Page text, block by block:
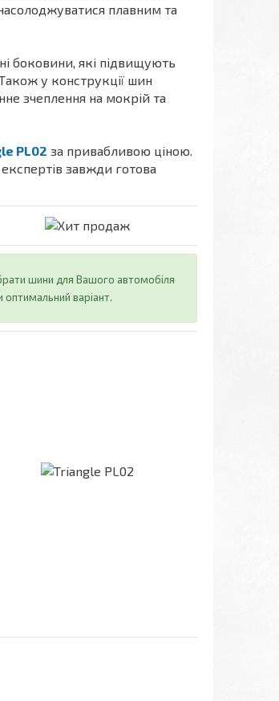
плавним та
боковини, які підвищують
у конструкції шин
зчеплення на мокрій та
PL02 за привабливою ціною.
завжди готова
шини для Вашого автомобіля
варіант.